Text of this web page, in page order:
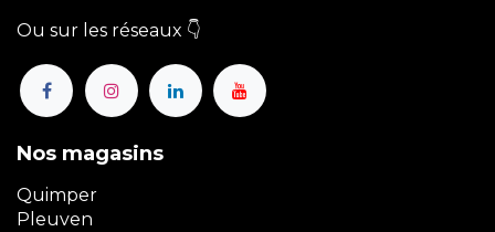
Ou sur les réseaux 👇
Nos magasins
Quimper
Pleuven